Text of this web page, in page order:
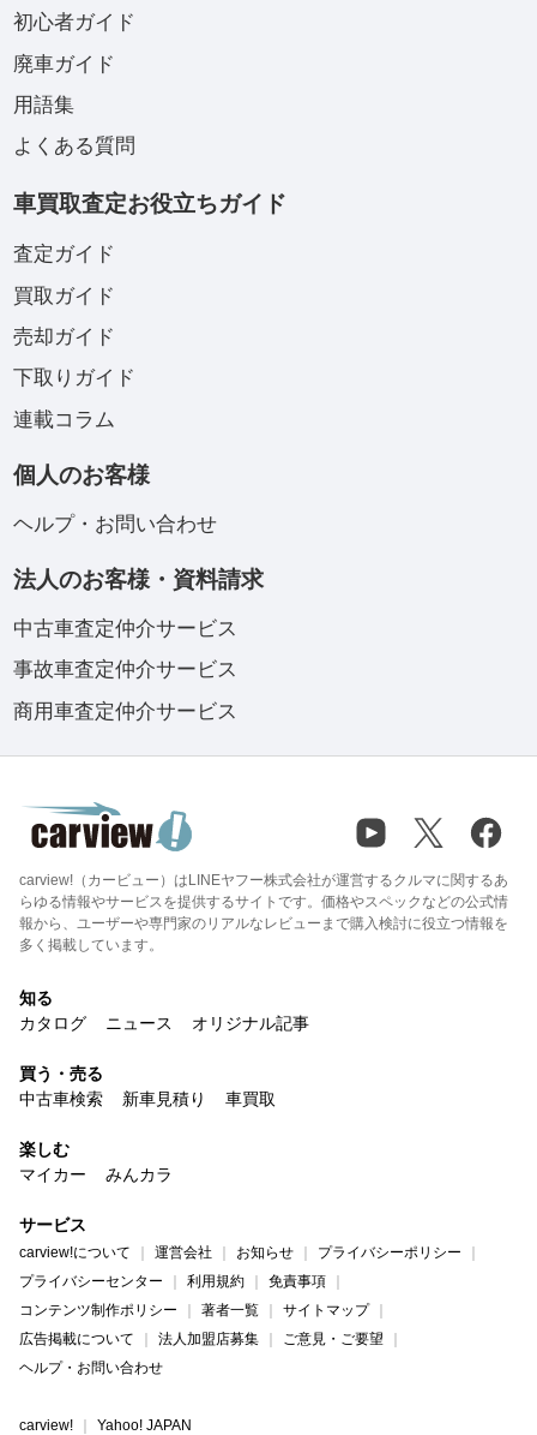
初心者ガイド
廃車ガイド
用語集
よくある質問
車買取査定お役立ちガイド
査定ガイド
買取ガイド
売却ガイド
下取りガイド
連載コラム
個人のお客様
ヘルプ・お問い合わせ
法人のお客様・資料請求
中古車査定仲介サービス
事故車査定仲介サービス
商用車査定仲介サービス
carview!（カービュー）はLINEヤフー株式会社が運営するクルマに関するあ
らゆる情報やサービスを提供するサイトです。価格やスペックなどの公式情
報から、ユーザーや専門家のリアルなレビューまで購入検討に役立つ情報を
多く掲載しています。
知る
カタログ
ニュース オリジナル記事
買う・売る
中古車検索
新車見積り 車買取
楽しむ
マイカー
みんカラ
サービス
carview!について 運営会社 お知らせ
プライバシーポリシー
プライバシーセンター
利用規約
免責事項
コンテンツ制作ポリシー
著者一覧
サイトマップ
広告掲載について
法人加盟店募集
ご意見・ご要望
ヘルプ・お問い合わせ
carview! Yahoo! JAPAN